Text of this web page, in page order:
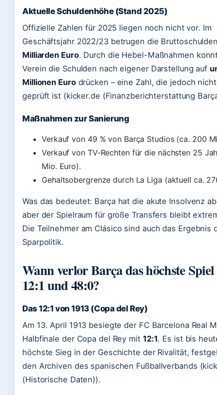
Aktuelle Schuldenhöhe (Stand 2025)
Offizielle Zahlen für 2025 liegen noch nicht vor. Im
Geschäftsjahr 2022/23 betrugen die
Milliarden Euro. Durch die Hebel-Maßnahmen
Verein die Schulden nach eigener Darstellung auf
Millionen Eurodrücken – eine Zahl, die jedoch
geprüft ist (kicker.de (Finanzberichterstattung
Maßnahmen zur Sanierung
Verkauf von 49 % von Barça Studios (ca. 200
Verkauf von TV-Rechten für die nächsten 25
Mio. Euro).
Gehaltsobergrenze durch La Liga (aktuell ca.
Was das bedeutet: Barça hat die akute Insolvenz
aber der Spielraum für große Transfers bleibt
Die Teilnehmer am Clásico sind auch das Ergebnis
Sparpolitik.
Wann verlor Barça das höchste
12:1 und 48:0?
Das 12:1 von 1913 (Copa del Rey)
Am 13. April 1913 besiegte der FC Barcelona Real
Halbfinale der Copa del Rey mit 12:1. Es ist bis
höchste Sieg in der Geschichte der Rivalität,
den Archiven des spanischen Fußballverbands
(Historische Daten)).